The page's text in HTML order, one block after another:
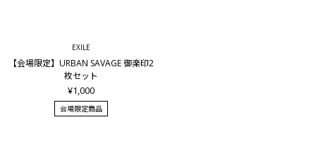
EXILE
【会場限定】URBAN SAVAGE 御楽印2
枚セット
¥1,000
会場限定商品